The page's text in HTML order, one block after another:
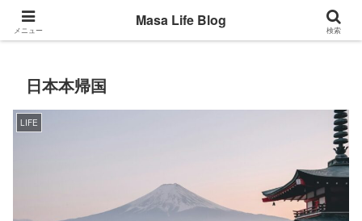
Back to the basic
日本本帰国
LIFE
メニュー
Masa Life Blog
検索